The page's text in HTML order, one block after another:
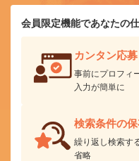
会員限定機能であなたの
カンタン応募
事前にプロフィ
入力が簡単に
検索条件の
繰り返し検索す
省略